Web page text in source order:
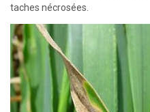
taches nécrosées.